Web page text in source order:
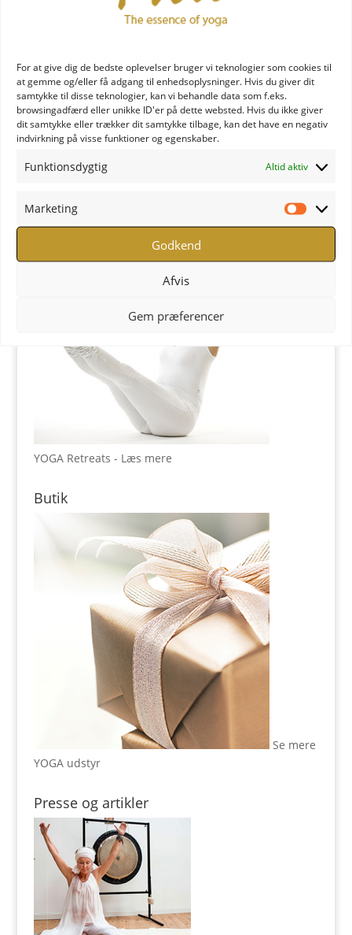
For at give dig de bedste oplevelser bruger vi teknologier som cookies til
at gemme og/eller få adgang til enhedsoplysninger. Hvis du giver dit
samtykke til disse teknologier, kan vi behandle data som f.eks.
browsingadfærd eller unikke ID'er på dette websted. Hvis du ikke giver
dit samtykke eller trækker dit samtykke tilbage, kan det have en negativ
indvirkning på visse funktioner og egenskaber.
Funktionsdygtig Altid aktiv
Marketing
Godkend
Afvis
Gem præferencer
YOGA Retreats - Læs mere
Butik
Se mere
YOGA udstyr
Presse og artikler